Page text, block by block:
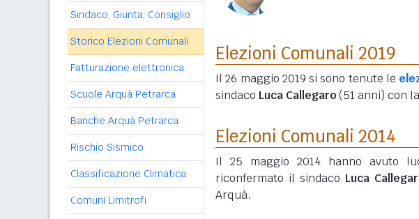
Sindaco, Giunta, Consiglio
Storico Elezioni Comunali
Fatturazione elettronica
Scuole Arquà Petrarca
Banche Arquà Petrarca
Rischio Sismico
Classificazione Climatica
Comuni Limitrofi
Elezioni Comunali 2019
Il 26 maggio 2019 si sono tenute le
sindaco Luca Callegaro(51 anni) con
Elezioni Comunali 2014
Il 25 maggio 2014 hanno avuto
riconfermato il sindaco Luca
Arquà.